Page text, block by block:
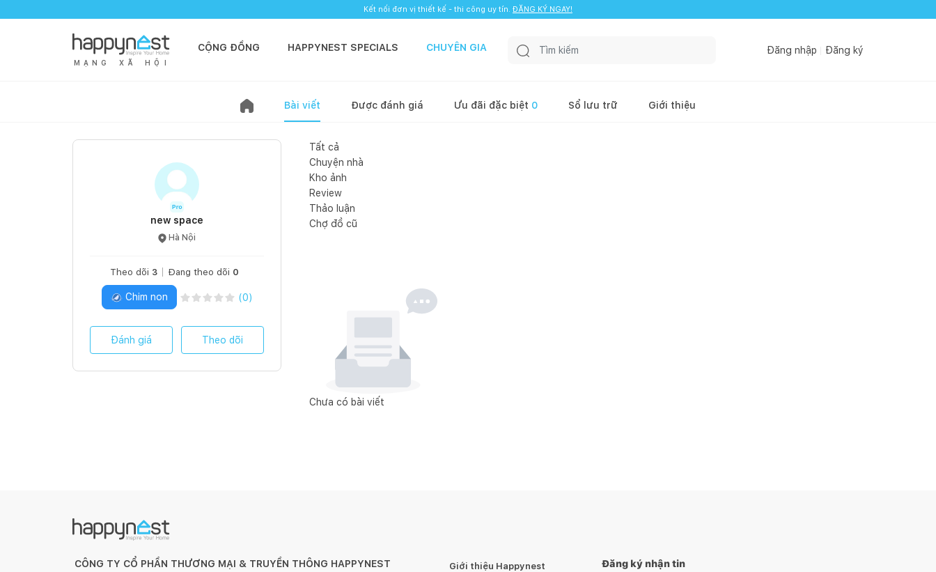
Kết nối đơn vị thiết kế - thi công uy tín. ĐĂNG KÝ NGAY!
M Ạ N G X Ã H Ộ I
CỘNG ĐỒNG HAPPYNEST SPECIALS CHUYÊN GIA Đăng nhập Đăng ký
Bài viết Được đánh giá Ưu đãi đặc biệt 0 Sổ lưu trữ Giới thiệu
new space
Hà Nội
Theo dõi 3 Đang theo dõi 0
Chim non (0)
Đánh giá Theo dõi
Tất cả
Chuyện nhà
Kho ảnh
Review
Thảo luận
Chợ đồ cũ
Chưa có bài viết
CÔNG TY CỔ PHẦN THƯƠNG MẠI & TRUYỀN THÔNG HAPPYNEST
Giới thiệu Happynest
Đăng ký nhận tin